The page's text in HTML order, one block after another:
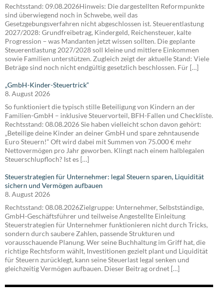
Rechtsstand: 09.08.2026Hinweis: Die dargestellten Reformpunkte
sind überwiegend noch in Schwebe, weil das
Gesetzgebungsverfahren nicht abgeschlossen ist. Steuerentlastung
2027/2028: Grundfreibetrag, Kindergeld, Reichensteuer, kalte
Progression – was Mandanten jetzt wissen sollten. Die geplante
Steuerentlastung 2027/2028 soll kleine und mittlere Einkommen
sowie Familien unterstützen. Zugleich zeigt der aktuelle Stand: Viele
Beträge sind noch nicht endgültig gesetzlich beschlossen. Für […]
„GmbH-Kinder-Steuertrick“
8. August 2026
So funktioniert die typisch stille Beteiligung von Kindern an der
Familien-GmbH – inklusive Steuervorteil, BFH-Fallen und Checkliste.
Rechtsstand: 08.08.2026 Sie haben vielleicht schon davon gehört:
„Beteilige deine Kinder an deiner GmbH und spare zehntausende
Euro Steuern!“ Oft wird dabei mit Summen von 75.000 € mehr
Nettovermögen pro Jahr geworben. Klingt nach einem halblegalen
Steuerschlupfloch? Ist es […]
Steuerstrategien für Unternehmer: legal Steuern sparen, Liquidität
sichern und Vermögen aufbauen
8. August 2026
Rechtsstand: 08.08.2026Zielgruppe: Unternehmer, Selbstständige,
GmbH-Geschäftsführer und teilweise Angestellte Einleitung
Steuerstrategien für Unternehmer funktionieren nicht durch Tricks,
sondern durch saubere Zahlen, passende Strukturen und
vorausschauende Planung. Wer seine Buchhaltung im Griff hat, die
richtige Rechtsform wählt, Investitionen gezielt plant und Liquidität
für Steuern zurücklegt, kann seine Steuerlast legal senken und
gleichzeitig Vermögen aufbauen. Dieser Beitrag ordnet […]